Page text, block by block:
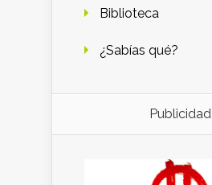
Biblioteca
¿Sabías qué?
Publicidad